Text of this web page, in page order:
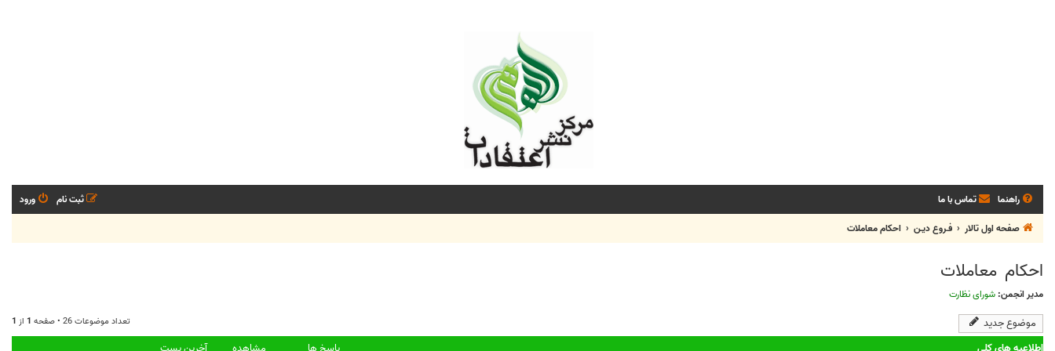
راهنما تماس با ما ورود
ثبت نام
صفحه اول تالار
فـروع ديـن احکام معاملات
احکام معاملات
مدیر انجمن: شورای نظارت
موضوع جدید تعداد موضوعات 26 • صفحه 1 از 1